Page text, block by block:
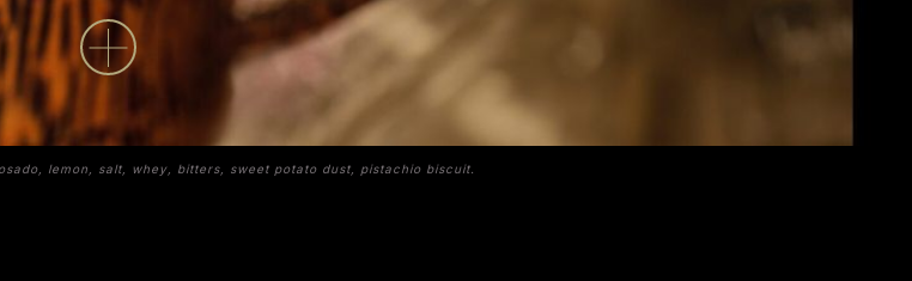
lemon, salt, whey, bitters, sweet potato dust, pistachio biscuit.